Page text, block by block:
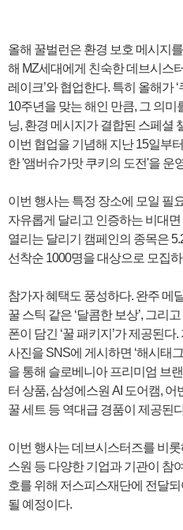
올해 꿀벌런은 환경 보호 메시지
해 MZ세대에게 친숙한 데브시스
레이크’와 협업한다. 특히 올해가
10주년을 맞는 해인 만큼, 그 의미
닝, 환경 메시지가 결합된 스페셜
이번 협업을 기념해 지난 15일부
한 '앰버슈가맛 쿠키의 도전'을 운
이번 행사는 특정 장소에 모일 필
자유롭게 달리고 인증하는 비대
열리는 달리기 캠페인의 종목은
선착순 1000명을 대상으로 모집
참가자 혜택도 풍성하다. 완주 메
꿀 스틱 같은 ‘달콤한 보상’, 그리
폰이 담긴 ‘꿀 패키지’가 제공된
사진을 SNS에 게시하면 ‘해시태
을 통해 슬로베니아 프리미엄 브랜
터 상품, 삼성에스원 AI 도어캠,
꿀 세트 등 역대급 경품이 제공된
이번 행사는 데브시스터즈를 비
스원 등 다양한 기업과 기관이 참
호를 위해 저스피스재단에 전달
될 예정이다.